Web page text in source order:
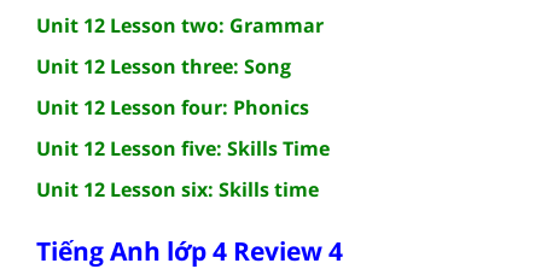
Unit 12 Lesson two: Grammar
Unit 12 Lesson three: Song
Unit 12 Lesson four: Phonics
Unit 12 Lesson five: Skills Time
Unit 12 Lesson six: Skills time
Tiếng Anh lớp 4 Review 4